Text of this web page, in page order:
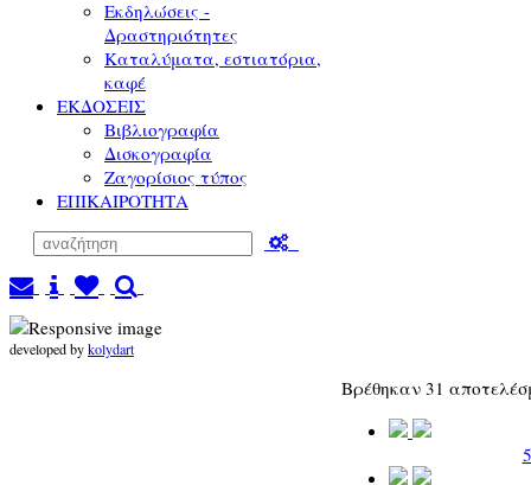
Εκδηλώσεις -
Δραστηριότητες
Καταλύματα, εστιατόρια,
καφέ
ΕΚΔΟΣΕΙΣ
Βιβλιογραφία
Δισκογραφία
Ζαγορίσιος τύπος
ΕΠΙΚΑΙΡΟΤΗΤΑ
developed bykolydart
Βρέθηκαν 31